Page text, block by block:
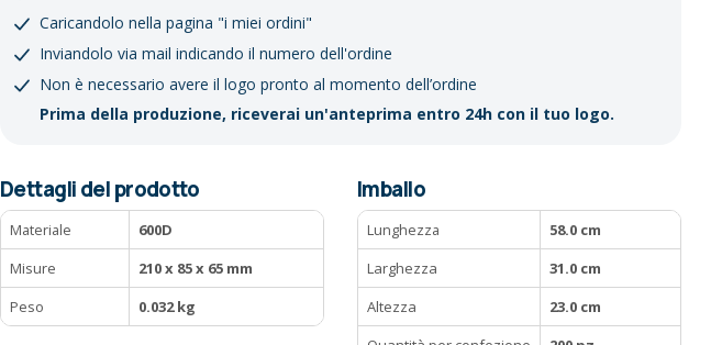
Caricandolo nella pagina "i miei ordini"
Inviandolo via mail indicando il numero dell'ordine
Non è necessario avere il logo pronto al momento dell’ordine
Prima della produzione, riceverai un'anteprima entro 24h con il tuo logo.
Dettagli del prodotto
Materiale
600D
Misure
210 x 85 x 65 mm
Peso
0.032 kg
Imballo
Lunghezza
58.0 cm
Larghezza
31.0 cm
Altezza
23.0 cm